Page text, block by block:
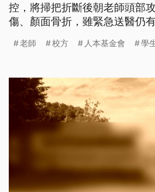
控，將掃把折斷後朝老師頭部
傷、顏面骨折，雖緊急送醫仍
也將打算提告。
老師 校方 人本基金會 學